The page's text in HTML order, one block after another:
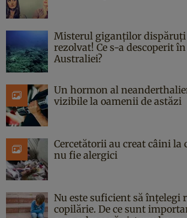
Misterul giganților dispăruți
rezolvat! Ce s-a descoperit
Australiei?
Un hormon al
vizibile la oamenii de astăzi
Cercetătorii au creat câini la
nu fie alergici
Nu este suficient să înțelegi
copilărie. De ce sunt